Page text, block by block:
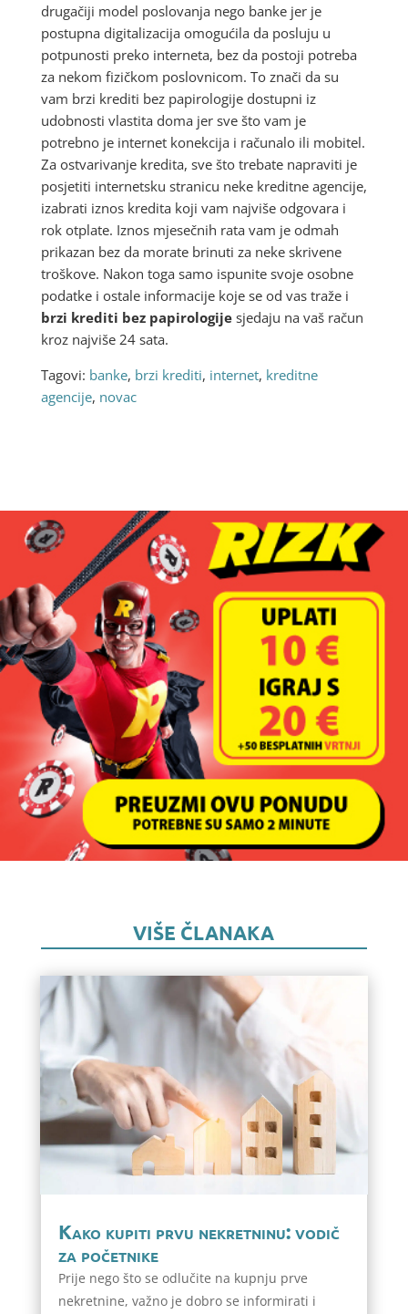
drugačiji model poslovanja nego banke jer je
postupna digitalizacija omogućila da posluju u
potpunosti preko interneta, bez da postoji potreba
za nekom fizičkom poslovnicom. To znači da su
vam brzi krediti bez papirologije dostupni iz
udobnosti vlastita doma jer sve što vam je
potrebno je internet konekcija i računalo ili mobitel.
Za ostvarivanje kredita, sve što trebate napraviti je
posjetiti internetsku stranicu neke kreditne agencije,
izabrati iznos kredita koji vam najviše odgovara i
rok otplate. Iznos mjesečnih rata vam je odmah
prikazan bez da morate brinuti za neke skrivene
troškove. Nakon toga samo ispunite svoje osobne
podatke i ostale informacije koje se od vas traže i
brzi krediti bez papirologijesjedaju na vaš račun
kroz najviše 24 sata.
Tagovi: banke, brzi krediti, internet, kreditne
agencije, novac
VIŠE ČLANAKA
Kako kupiti prvu nekretninu: vodič
za početnike
Prije nego što se odlučite na kupnju prve
nekretnine, važno je dobro se informirati i